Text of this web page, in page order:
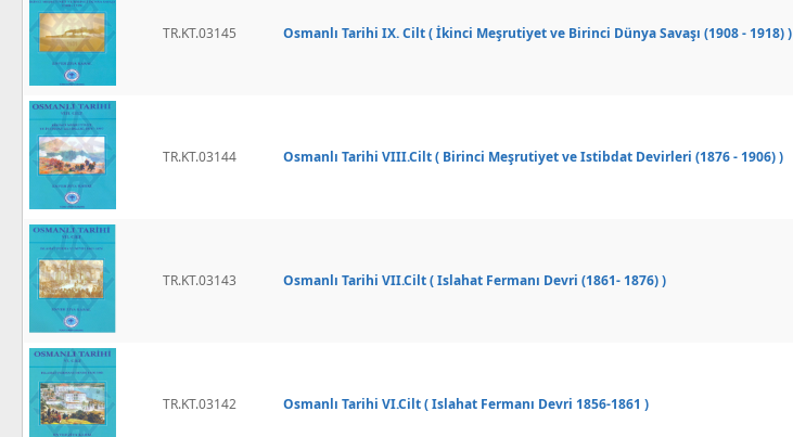
TR.KT.03145 Osmanlı Tarihi IX. Cilt ( İkinci Meşrutiyet ve Birinci Dünya Savaşı (1908 - 1918) )
TR.KT.03144 Osmanlı Tarihi VIII.Cilt ( Birinci Meşrutiyet ve Istibdat Devirleri (1876 - 1906) )
TR.KT.03143 Osmanlı Tarihi VII.Cilt ( Islahat Fermanı Devri (1861- 1876) )
TR.KT.03142 Osmanlı Tarihi VI.Cilt ( Islahat Fermanı Devri 1856-1861 )